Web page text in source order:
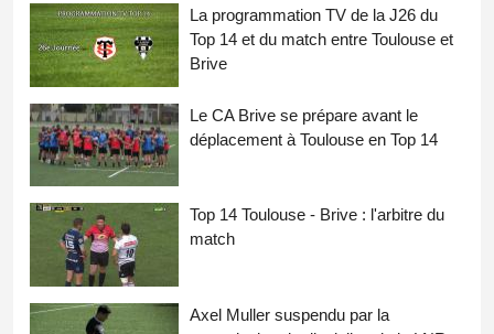
La programmation TV de la J26 du
Top 14 et du match entre Toulouse et
Brive
Le CA Brive se prépare avant le
déplacement à Toulouse en Top 14
Top 14 Toulouse - Brive : l'arbitre du
match
Axel Muller suspendu par la